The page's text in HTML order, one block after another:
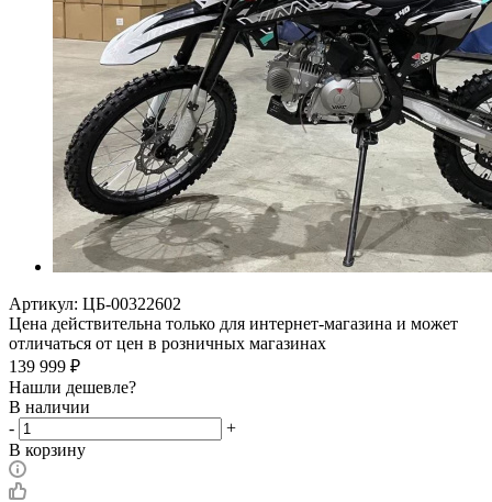
Артикул: ЦБ-00322602
Цена действительна только для интернет-магазина и может
отличаться от цен в розничных магазинах
139 999 ₽
Нашли дешевле?
В наличии
-
+
В корзину